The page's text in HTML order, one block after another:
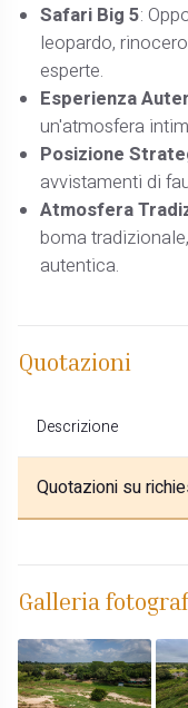
Safari Big 5:
leopardo,
esperte.
Esperienza
un'atmosfera
Posizione
avvistamenti di
Atmosfera
boma
autentica.
Quotazioni
Descrizione
Quotazioni su
Galleria